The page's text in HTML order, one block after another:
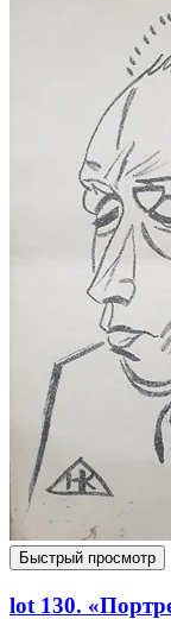
Быстрый просмотр
lot 130.